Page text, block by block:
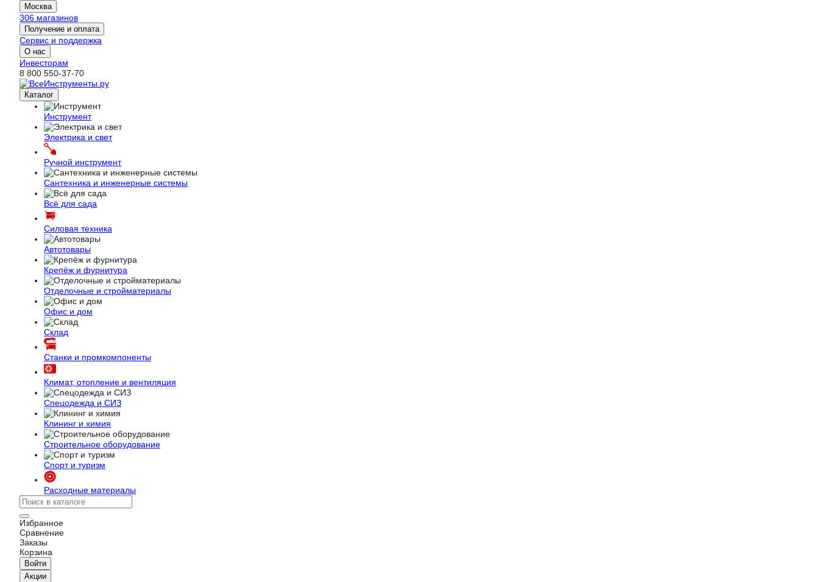
Москва
306 магазинов
Получение и оплата
Сервис и поддержка
О нас
Инвесторам
8 800 550-37-70
Каталог
Инструмент
Электрика и свет
Ручной инструмент
Сантехника и инженерные системы
Всё для сада
Силовая техника
Автотовары
Крепёж и фурнитура
Отделочные и стройматериалы
Офис и дом
Склад
Станки и промкомпоненты
Климат, отопление и вентиляция
Спецодежда и СИЗ
Клининг и химия
Строительное оборудование
Спорт и туризм
Расходные материалы
Избранное
Сравнение
Заказы
Корзина
Войти
Акции